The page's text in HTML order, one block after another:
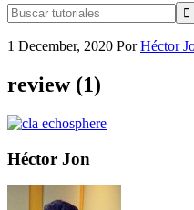
Buscar
tutoriales
1 December, 2020 PorHéctor
review (1)
Primary
Sidebar
Héctor Jon